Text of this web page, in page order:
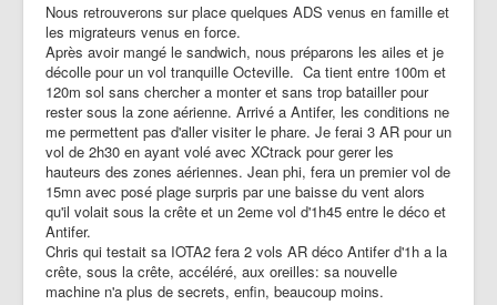
Médias
Nous retrouverons sur place quelques ADS venus en famille et
les migrateurs venus en force.
Après avoir mangé le sandwich, nous préparons les ailes et je
décolle pour un vol tranquille Octeville. Ca tient entre 100m et
120m sol sans chercher a monter et sans trop batailler pour
rester sous la zone aérienne. Arrivé a Antifer, les conditions ne
me permettent pas d'aller visiter le phare. Je ferai 3 AR pour un
vol de 2h30 en ayant volé avec XCtrack pour gerer les
hauteurs des zones aériennes. Jean phi, fera un premier vol de
15mn avec posé plage surpris par une baisse du vent alors
qu'il volait sous la crête et un 2eme vol d'1h45 entre le déco et
Antifer.
Chris qui testait sa IOTA2 fera 2 vols AR déco Antifer d'1h a la
crête, sous la crête, accéléré, aux oreilles: sa nouvelle
machine n'a plus de secrets, enfin, beaucoup moins.